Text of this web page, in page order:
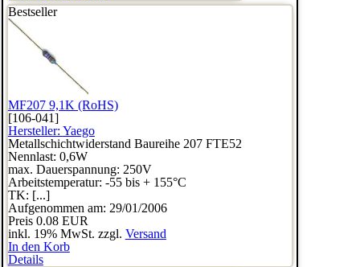
Bestseller
MF207 9,1K (RoHS)
[106-041]
Hersteller: Yaego
Metallschichtwiderstand Baureihe 207 FTE52
Nennlast: 0,6W
max. Dauerspannung: 250V
Arbeitstemperatur: -55 bis + 155°C
TK: [...]
Aufgenommen am: 29/01/2006
Preis 0.08 EUR
inkl. 19% MwSt. zzgl. Versand
In den Korb
Details